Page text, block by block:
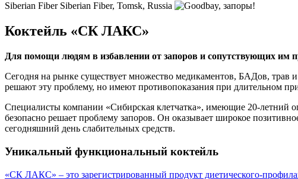
Siberian Fiber Siberian Fiber, Tomsk, Russia
Коктейль «СК ЛАКС»
Для помощи людям в избавлении от запоров и сопутствующих им
Сегодня на рынке существует множество медикаментов, БАДов,
решают эту проблему, но имеют противопоказания при длительном
Специалисты компании «Сибирская клетчатка», имеющие 20-летний
безопасно решает проблему запоров. Он оказывает широкое
сегодняшний день слабительных средств.
Уникальный функциональный коктейль
«СК ЛАКС» – это зарегистрированный продукт диетического-